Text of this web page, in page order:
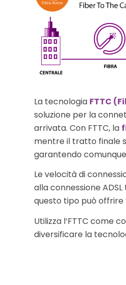
La tecnologia FTTC
soluzione per la
arrivata. Con FTTC, la
mentre il tratto finale
garantendo
Le velocità di
alla connessione
questo tipo può offrire
Utilizza l’FTTC come
diversificare la